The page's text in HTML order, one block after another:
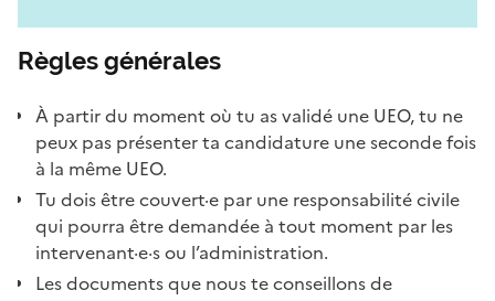
Règles générales
À partir du moment où tu as validé une UEO, tu ne
peux pas présenter ta candidature une seconde fois
à la même UEO.
Tu dois être couvert·e par une responsabilité civile
qui pourra être demandée à tout moment par les
intervenant·e·s ou l’administration.
Les documents que nous te conseillons de